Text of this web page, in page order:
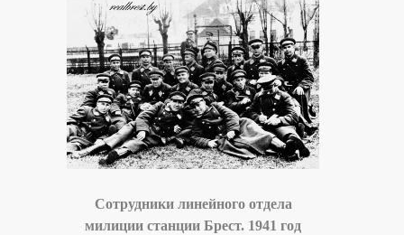
Сотрудники линейного отдела
милиции станции Брест. 1941 год